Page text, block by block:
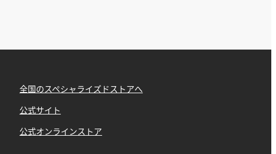
全国のスペシャライズドストアへ
公式サイト
公式オンラインストア